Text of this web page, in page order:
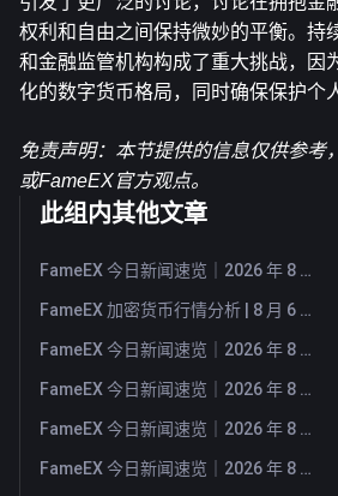
权利和自由之间保持微妙的平衡。持
和金融监管机构构成了重大挑战，因
化的数字货币格局，同时确保保护个
免责声明：本节提供的信息仅供参考
或FameEX官方观点。
此组内其他文章
FameEX 今日新闻速览｜2026 年 8 月 7 日
FameEX 加密货币行情分析 | 8 月 6 日, 2026
FameEX 今日新闻速览｜2026 年 8 月 6 日
FameEX 今日新闻速览｜2026 年 8 月 5 日
FameEX 今日新闻速览｜2026 年 8 月 4 日
FameEX 今日新闻速览｜2026 年 8 月 3 日